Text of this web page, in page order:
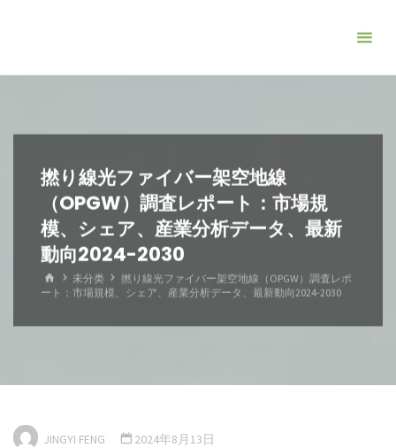
撚り線光ファイバー架空地線
（OPGW）調査レポート：市場規
模、シェア、産業分析データ、最新
動向2024-2030
ホ
ー
未分类
撚り線光ファイバー架空地線（OPGW）調査レポ
ート：市場規模、シェア、産業分析データ、最新動向2024-2030
JINGYI FENG 2024年8月13日